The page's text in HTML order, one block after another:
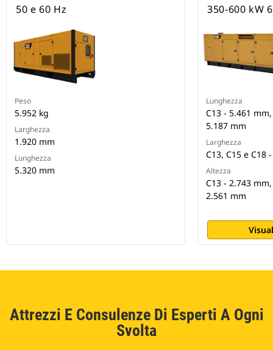
50 e 60 Hz
Peso
5.952 kg
Larghezza
1.920 mm
Lunghezza
5.320 mm
350-600 kW
Lunghezza
C13 - 5.461
5.187 mm
Larghezza
C13, C15 e C18
Altezza
C13 - 2.743
2.561 mm
Attrezzi E Consulenze Di Esperti A Ogni
Svolta